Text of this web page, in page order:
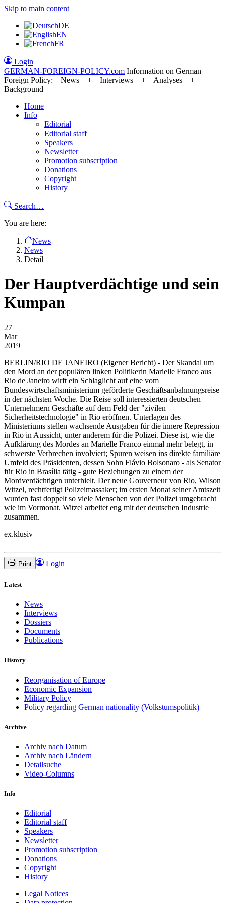
Skip to main content
DE
EN
FR
Login
GERMAN-FOREIGN-POLICY.com Information on German
Foreign Policy: News + Interviews + Analyses +
Background
Home
Info
Editorial
Editorial staff
Speakers
Newsletter
Promotion subscription
Donations
Copyright
History
Search…
You are here:
News
News
Detail
Der Hauptverdächtige und sein
Kumpan
27
Mar
2019
BERLIN/RIO DE JANEIRO (Eigener Bericht) - Der Skandal um
den Mord an der populären linken Politikerin Marielle Franco aus
Rio de Janeiro wirft ein Schlaglicht auf eine vom
Bundeswirtschaftsministerium geförderte Geschäftsanbahnungsreise
in der nächsten Woche. Die Reise soll interessierten deutschen
Unternehmern Geschäfte auf dem Feld der "zivilen
Sicherheitstechnologie" in Rio eröffnen. Unterlagen des
Ministeriums stellen wachsende Ausgaben für die innere Repression
in Rio in Aussicht, unter anderem für die Polizei. Diese ist, wie die
Aufklärung des Mordes an Marielle Franco einmal mehr belegt, in
schwerste Verbrechen involviert; Spuren weisen ins direkte familiäre
Umfeld des Präsidenten, dessen Sohn Flávio Bolsonaro - als Senator
für Rio in Brasília tätig - gute Beziehungen zu einem der
Mordverdächtigen unterhielt. Der neue Gouverneur von Rio, Wilson
Witzel, rechtfertigt Polizeimassaker; im ersten Monat seiner Amtszeit
wurden fast doppelt so viele Menschen von der Polizei umgebracht
wie im Vormonat. Witzel arbeitet eng mit der deutschen Industrie
zusammen.
ex.klusiv
Print Login
Latest
News
Interviews
Dossiers
Documents
Publications
History
Reorganisation of Europe
Economic Expansion
Military Policy
Policy regarding German nationality (Volkstumspolitik)
Archive
Archiv nach Datum
Archiv nach Ländern
Detailsuche
Video-Columns
Info
Editorial
Editorial staff
Speakers
Newsletter
Promotion subscription
Donations
Copyright
History
Legal Notices